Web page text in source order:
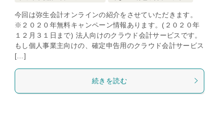
今回は弥生会計オンラインの紹介をさせていただきます。
※２０２０年無料キャンペーン情報あります。(２０２０年
１２月３１日まで) 法人向けのクラウド会計サービスです。
もし個人事業主向けの、確定申告用のクラウド会計サービス
[…]
続きを読む